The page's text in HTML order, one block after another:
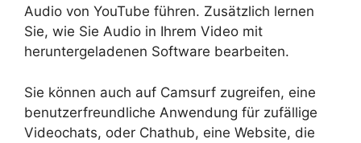
Audio von YouTube führen. Zusätzlich lernen
Sie, wie Sie Audio in Ihrem Video mit
heruntergeladenen Software bearbeiten.
Sie können auch auf Camsurf zugreifen, eine
benutzerfreundliche Anwendung für zufällige
Videochats, oder Chathub, eine Website, die